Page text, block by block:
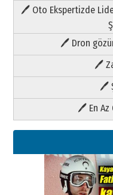
🖊 Oto Ekspertizde
🖊 Dron
🖊
🖊
🖊 En Az